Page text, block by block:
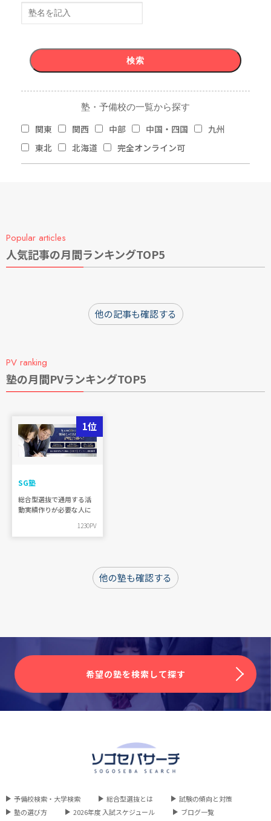
塾・予備校の一覧から探す
関東 関西 中部 中国・四国
九州
東北
北海道 完全オンライン可
関東
東北
北海道
公立 私立
理
農・生物
文・人文 教育
体育
共通テストの成績が必要か
必要（条件によっては必要な場合を含む）
必要（条件によっては必要な場合を含む）
現役生のみ 1浪まで可 2浪以上可 その他
9月
試験時期
9月 10月 11月 12月
1月
2月以降
Popular articles
人気記事の月間ランキングTOP5
他の記事も確認する
PV ranking
塾の月間PVランキングTOP5
1位
SG塾
総合型選抜で通用する活
動実績作りが必要な人に
1230PV
他の塾も確認する
希望の塾を検索して探す
予備校検索・大学検索 総合型選抜とは
試験の傾向と対策
塾の選び方
2026年度 入試スケジュール
ブログ一覧